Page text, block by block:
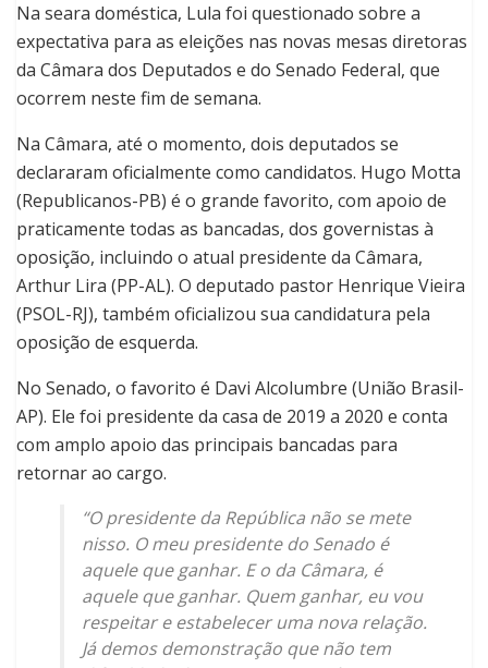
Na seara doméstica, Lula foi questionado sobre a
expectativa para as eleições nas novas mesas diretoras
da Câmara dos Deputados e do Senado Federal, que
ocorrem neste fim de semana.
Na Câmara, até o momento, dois deputados se
declararam oficialmente como candidatos. Hugo Motta
(Republicanos-PB) é o grande favorito, com apoio de
praticamente todas as bancadas, dos governistas à
oposição, incluindo o atual presidente da Câmara,
Arthur Lira (PP-AL). O deputado pastor Henrique Vieira
(PSOL-RJ), também oficializou sua candidatura pela
oposição de esquerda.
No Senado, o favorito é Davi Alcolumbre (União Brasil-
AP). Ele foi presidente da casa de 2019 a 2020 e conta
com amplo apoio das principais bancadas para
retornar ao cargo.
“O presidente da República não se mete
nisso. O meu presidente do Senado é
aquele que ganhar. E o da Câmara, é
aquele que ganhar. Quem ganhar, eu vou
respeitar e estabelecer uma nova relação.
Já demos demonstração que não tem